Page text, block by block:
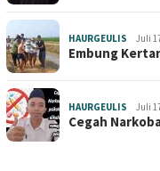
HAURGEULIS Juli
Embung
HAURGEULIS Juli
Cegah